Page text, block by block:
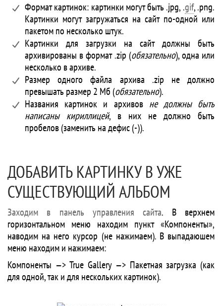
Формат картинок: картинки могут быть .jpg, .gif, .png.
Картинки могут загружаться на сайт по-одной или
пакетом по несколько штук.
Картинки для загрузки на сайт должны быть
архивированы в формат .zip (обязательно), одна или
несколько в архиве.
Размер одного файла архива .zip не должно
превышать размер 2 Мб (обязательно).
Названия картинок и архивов не должны быть
написаны кириллицей, в них не должно быть
пробелов (заменить на дефис (-)).
ДОБАВИТЬ КАРТИНКУ В УЖЕ
СУЩЕСТВУЮЩИЙ АЛЬБОМ
Заходим в панель управления сайта. В верхнем
горизонтальном меню находим пункт «Компоненты»,
наводим на него курсор (не нажимаем). В выпадаюшем
меню находим и нажимаем:
Компоненты —> True Gallery —> Пакетная загрузка (как
для одной, так и для нескольких картинок).